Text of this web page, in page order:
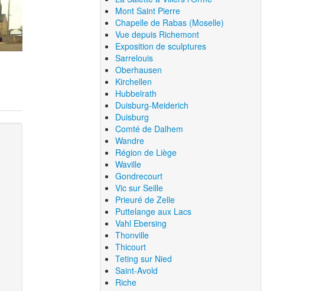
Mont Saint Pierre
Chapelle de Rabas (Moselle)
Vue depuis Richemont
Exposition de sculptures
Sarrelouis
Oberhausen
Kirchellen
Hubbelrath
Duisburg-Meiderich
Duisburg
Comté de Dalhem
Wandre
Région de Liège
Waville
Gondrecourt
Vic sur Seille
Prieuré de Zelle
Puttelange aux Lacs
Vahl Ebersing
Thonville
Thicourt
Teting sur Nied
Saint-Avold
Riche